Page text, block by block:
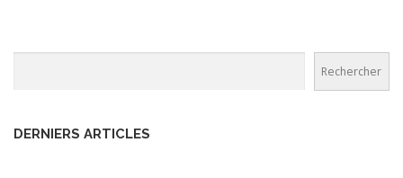
Rechercher
DERNIERS ARTICLES